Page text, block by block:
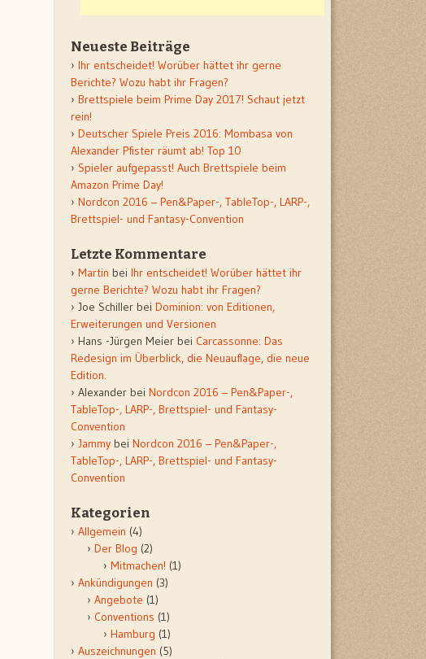
Neueste Beiträge
Ihr entscheidet! Worüber hättet ihr gerne
Berichte? Wozu habt ihr Fragen?
Brettspiele beim Prime Day 2017! Schaut jetzt
rein!
Deutscher Spiele Preis 2016: Mombasa von
Alexander Pfister räumt ab! Top 10
Spieler aufgepasst! Auch Brettspiele beim
Amazon Prime Day!
Nordcon 2016 – Pen&Paper-, TableTop-, LARP-,
Brettspiel- und Fantasy-Convention
Letzte Kommentare
Martin bei Ihr entscheidet! Worüber hättet ihr
gerne Berichte? Wozu habt ihr Fragen?
Joe Schiller bei Dominion: von Editionen,
Erweiterungen und Versionen
Hans -Jürgen Meier bei Carcassonne: Das
Redesign im Überblick, die Neuauflage, die neue
Edition.
Alexander bei Nordcon 2016 – Pen&Paper-,
TableTop-, LARP-, Brettspiel- und Fantasy-
Convention
Jammy bei Nordcon 2016 – Pen&Paper-,
TableTop-, LARP-, Brettspiel- und Fantasy-
Convention
Kategorien
Allgemein (4)
Der Blog (2)
Mitmachen! (1)
Ankündigungen (3)
Angebote (1)
Conventions (1)
Hamburg (1)
Auszeichnungen (5)